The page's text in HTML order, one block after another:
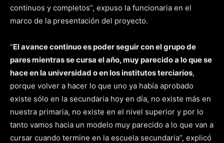
continuos y completos”, expuso la funcionaria en el
marco de la presentación del proyecto.
“El avance continuo es poder seguir con el grupo de
pares mientras se cursa el año, muy parecido a lo que se
hace en la universidad o en los institutos terciarios,
porque volver a hacer lo que uno ya había aprobado
existe sólo en la secundaria hoy en día, no existe más en
nuestra primaria, no existe en el nivel superior y por lo
tanto vamos hacia un modelo muy parecido a lo que van a
cursar cuando termine en la escuela secundaria”, explicó